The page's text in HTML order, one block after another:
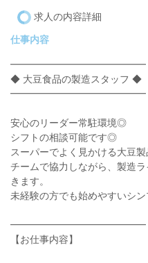
求人の内容詳細
仕事内容
━━━━━━━━━━━━━━
◆ 大豆食品の製造スタッフ ◆
━━━━━━━━━━━━━━
安心のリーダー常駐環境◎
シフトの相談可能です◎
スーパーでよく見かける大豆
チームで協力しながら、製造
きます。
未経験の方でも始めやすいシン
━━━━━━━━━━━━━━
【お仕事内容】